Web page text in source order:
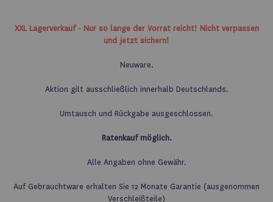
XXL Lagerverkauf - Nur so lange der Vorrat reicht! Nicht verpassen
und jetzt sichern!
Neuware.
Aktion gilt ausschließlich innerhalb Deutschlands.
Umtausch und Rückgabe ausgeschlossen.
Ratenkauf möglich.
Alle Angaben ohne Gewähr.
Auf Gebrauchtware erhalten Sie 12 Monate Garantie (ausgenommen
Verschleißteile)